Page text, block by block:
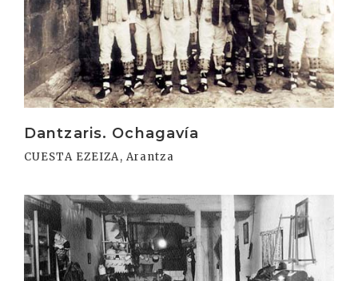
Dantzaris. Ochagavía
CUESTA EZEIZA, Arantza
Irakurri